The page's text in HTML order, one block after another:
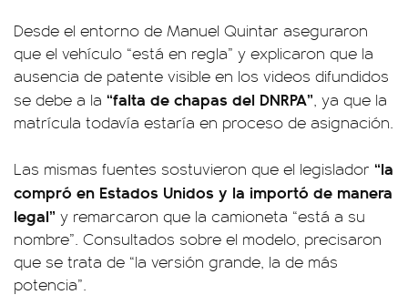
Desde el entorno de Manuel Quintar aseguraron
que el vehículo “está en regla” y explicaron que la
ausencia de patente visible en los videos difundidos
se debe a la “falta de chapas del DNRPA”, ya que la
matrícula todavía estaría en proceso de asignación.
Las mismas fuentes sostuvieron que el legislador “la
compró en Estados Unidos y la importó de manera
legal” y remarcaron que la camioneta “está a su
nombre”. Consultados sobre el modelo, precisaron
que se trata de “la versión grande, la de más
potencia”.